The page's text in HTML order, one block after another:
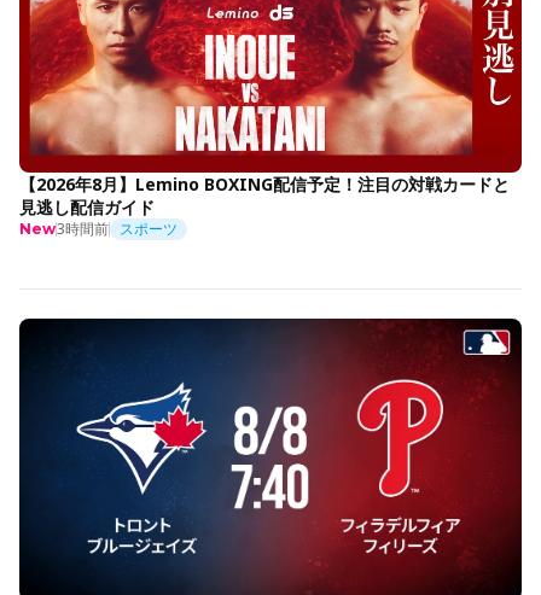
【2026年8月】Lemino BOXING配信予定！注目の対戦カードと
見逃し配信ガイド
New3時間前 スポーツ